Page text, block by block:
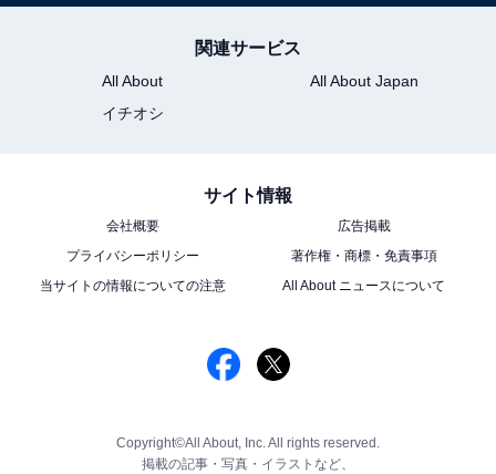
関連サービス
All About
All About Japan
イチオシ
サイト情報
会社概要
広告掲載
プライバシーポリシー
著作権・商標・免責事項
当サイトの情報についての注意
All About ニュースについて
Copyright©All About, Inc. All rights reserved.
掲載の記事・写真・イラストなど、